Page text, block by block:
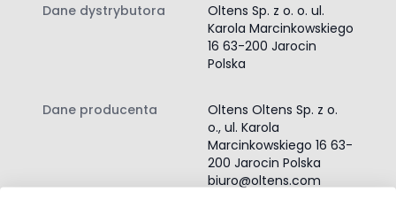
średnica drążka 20,6 mm
drążek z suwakiem regulowanym w pionie
regulowane rozstawienie mocowania drążka
Oltens Ronneby wąż
prysznicowy 160 cm chrom
Dane dystrybutora
Oltens Sp. z o. o. ul.
Karola Marcinkowskiego
16 63-200 Jarocin
Polska
Dane producenta
Oltens Oltens Sp. z o.
o., ul. Karola
Marcinkowskiego 16 63-
200 Jarocin Polska
biuro@oltens.com